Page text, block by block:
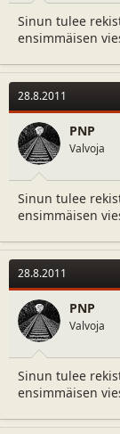
a
l
o
i
t
t
a
a
m
ä
ä
r
ä
Sinun tulee
ensimmäisen
28.8.2011
PNP
Valvoja
Sinun tulee
ensimmäisen
28.8.2011
PNP
Valvoja
Sinun tulee
ensimmäisen